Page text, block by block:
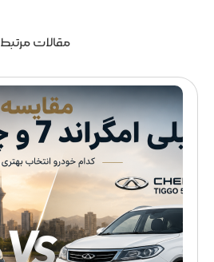
مقالات مرتبط